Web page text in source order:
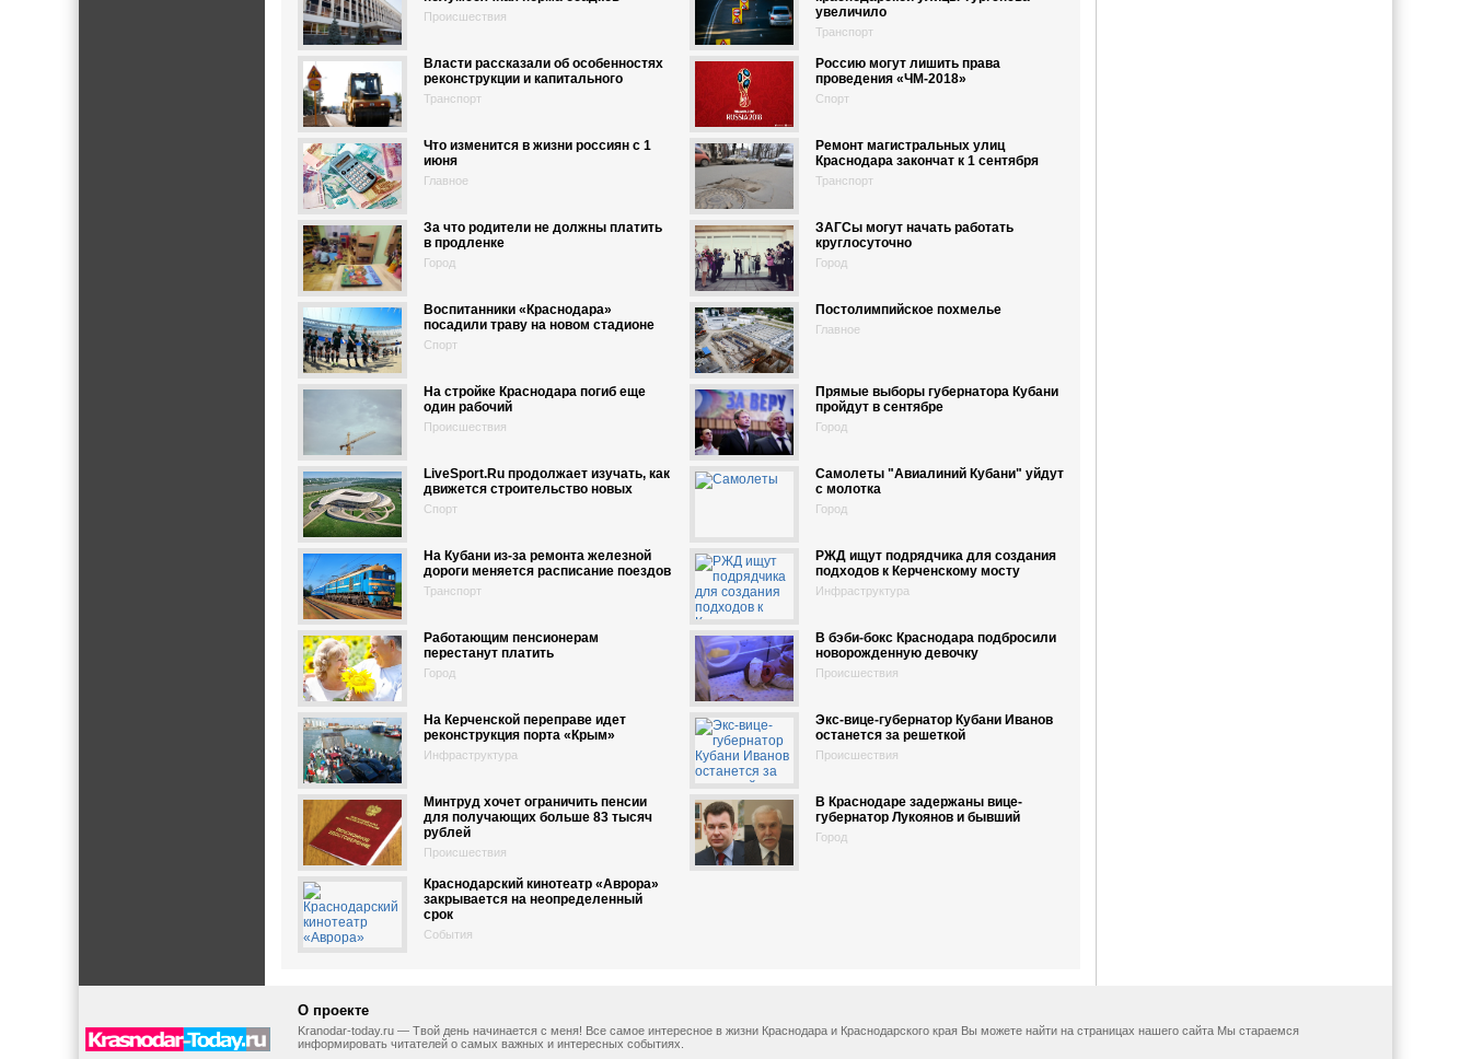
Происшествия
увеличило
Транспорт
Власти рассказали об особенностях
реконструкции и капитального
Транспорт
Россию могут лишить права
проведения «ЧМ-2018»
Спорт
Что изменится в жизни россиян с 1
июня
Главное
Ремонт магистральных улиц
Краснодара закончат к 1 сентября
Транспорт
За что родители не должны платить
в продленке
Город
ЗАГСы могут начать работать
круглосуточно
Город
Воспитанники «Краснодара»
посадили траву на новом стадионе
Спорт
Постолимпийское похмелье
Главное
На стройке Краснодара погиб еще
один рабочий
Происшествия
Прямые выборы губернатора Кубани
пройдут в сентябре
Город
LiveSport.Ru продолжает изучать, как
движется строительство новых
Спорт
Самолеты "Авиалиний Кубани" уйдут
с молотка
Город
На Кубани из-за ремонта железной
дороги меняется расписание поездов
Транспорт
РЖД ищут подрядчика для создания
подходов к Керченскому мосту
Инфраструктура
Работающим пенсионерам
перестанут платить
Город
В бэби-бокс Краснодара подбросили
новорожденную девочку
Происшествия
На Керченской переправе идет
реконструкция порта «Крым»
Инфраструктура
Экс-вице-губернатор Кубани Иванов
останется за решеткой
Происшествия
Минтруд хочет ограничить пенсии
для получающих больше 83 тысяч
рублей
Происшествия
В Краснодаре задержаны вице-
губернатор Лукоянов и бывший
Город
Краснодарский кинотеатр «Аврора»
закрывается на неопределенный
срок
События
О проекте
Kranodar-today.ru — Твой день начинается с меня! Все самое интересное в жизни Краснодара и Краснодарского края Вы можете найти на страницах нашего сайта Мы стараемся
информировать читателей о самых важных и интересных событиях.